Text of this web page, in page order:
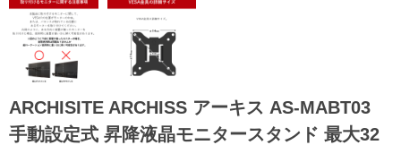
ARCHISITE ARCHISS アーキス AS-MABT03
手動設定式 昇降液晶モニタースタンド 最大32